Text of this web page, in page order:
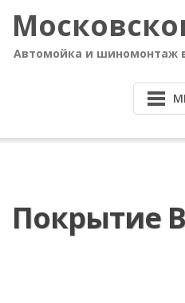
Автомойка и шиномонтаж
Покрытие